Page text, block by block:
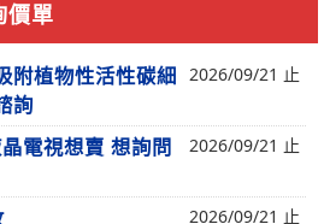
價單
附植物性活性碳細
詢
2026/09/21 止
電視想賣 想詢問
2026/09/21 止
2026/09/21 止